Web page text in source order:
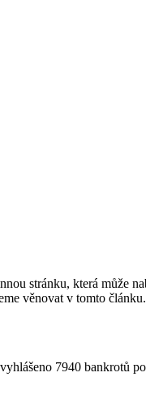
stránku, která může
věnovat v tomto článku.
7940 bankrotů